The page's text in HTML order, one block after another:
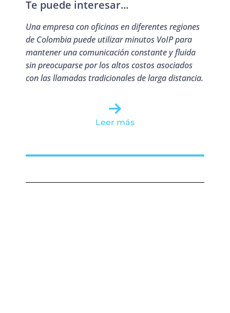
Te puede interesar...
Una empresa con oficinas en diferentes regiones
de Colombia puede utilizar minutos VoIP para
mantener una comunicación constante y fluida
sin preocuparse por los altos costos asociados
con las llamadas tradicionales de larga distancia.
Leer más